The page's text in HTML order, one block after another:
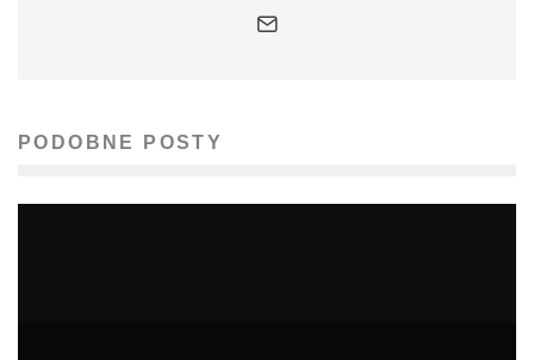
PODOBNE POSTY